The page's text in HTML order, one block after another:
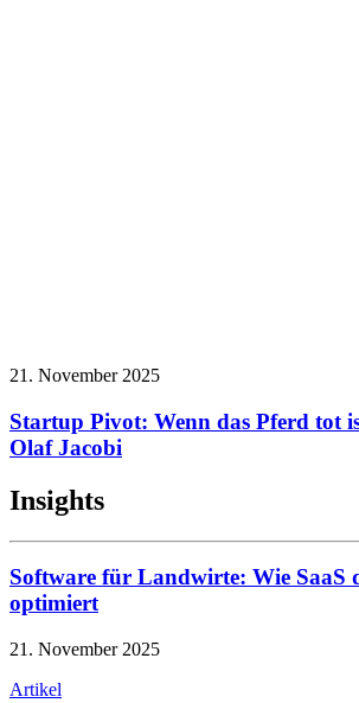
21. November 2025
Startup Pivot: Wenn das Pferd tot
Olaf Jacobi
Insights
Software für Landwirte: Wie SaaS
optimiert
21. November 2025
Artikel